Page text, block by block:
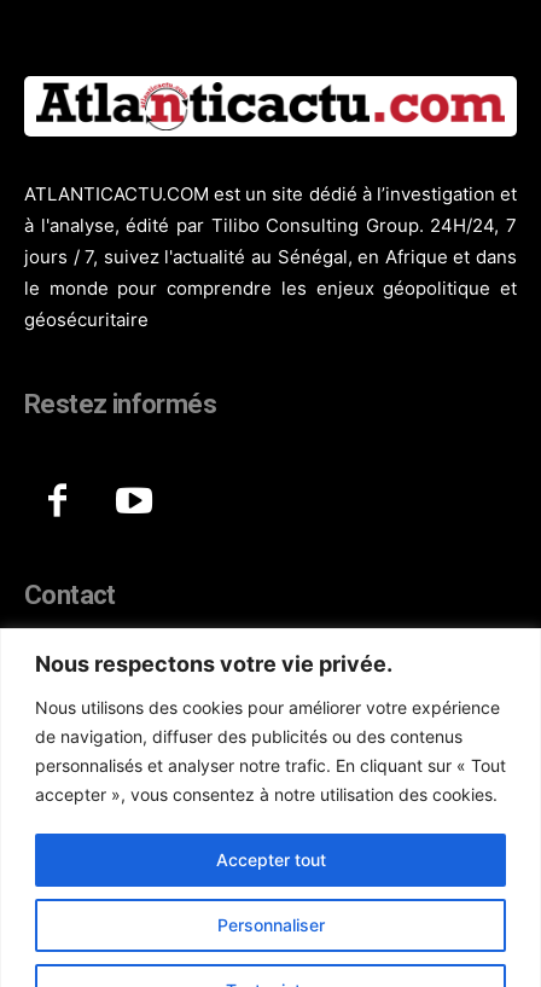
Nous respectons votre vie privée.
Nous utilisons des cookies pour améliorer votre expérience
de navigation, diffuser des publicités ou des contenus
personnalisés et analyser notre trafic. En cliquant sur « Tout
accepter », vous consentez à notre utilisation des cookies.
Personnaliser
Accepter tout
ATLANTICACTU.COM est un site dédié à l’investigation et
à l'analyse, édité par Tilibo Consulting Group. 24H/24, 7
jours / 7, suivez l'actualité au Sénégal, en Afrique et dans
le monde pour comprendre les enjeux géopolitique et
géosécuritaire
Restez informés
Contact
Téléphone :(+221) 70 330 86 87‬
WhatsApp : (+33) 6 52 17 85 46
E-mail : redaction@atlanticactu.com
E-mail : commercial@atlanticactu.com
Nous écrire Qui sommes-nous ?